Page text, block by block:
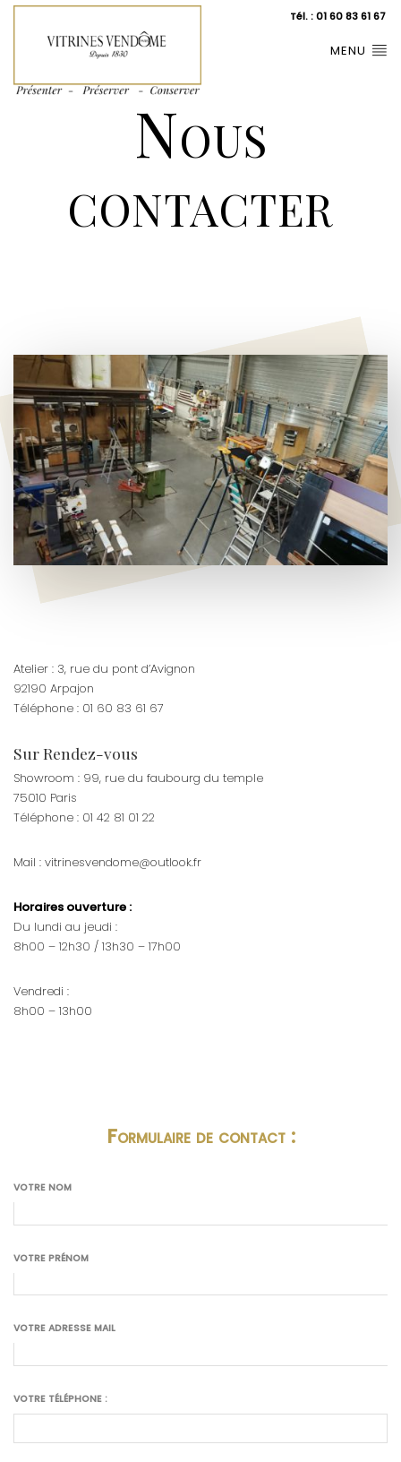
Tél. : 01 60 83 61 67
MENU
Nous
contacter
Atelier : 3, rue du pont d’Avignon
92190 Arpajon
Téléphone : 01 60 83 61 67
Sur Rendez-vous
Showroom : 99, rue du faubourg du temple
75010 Paris
Téléphone : 01 42 81 01 22
Mail : vitrinesvendome@outlook.fr
Horaires ouverture :
Du lundi au jeudi :
8h00 – 12h30 / 13h30 – 17h00
Vendredi :
8h00 – 13h00
Formulaire de contact :
VOTRE NOM
VOTRE PRÉNOM
VOTRE ADRESSE MAIL
VOTRE TÉLÉPHONE :